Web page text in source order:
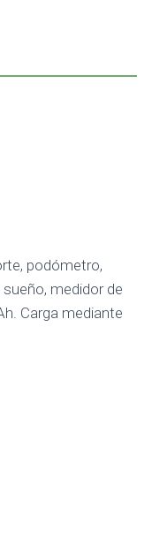
podómetro,
medidor de
Carga mediante